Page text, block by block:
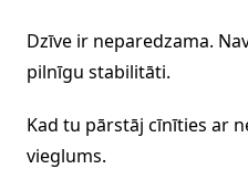
Dzīve ir neparedzama.
pilnīgu stabilitāti.
Kad tu pārstāj cīnīties ar
vieglums.